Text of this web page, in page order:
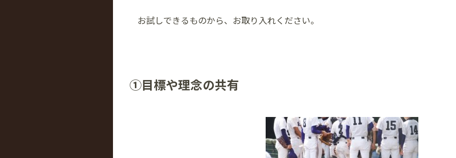
お試しできるものから、お取り入れください。
①目標や理念の共有